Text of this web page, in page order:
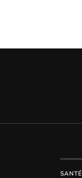
SANTÉ